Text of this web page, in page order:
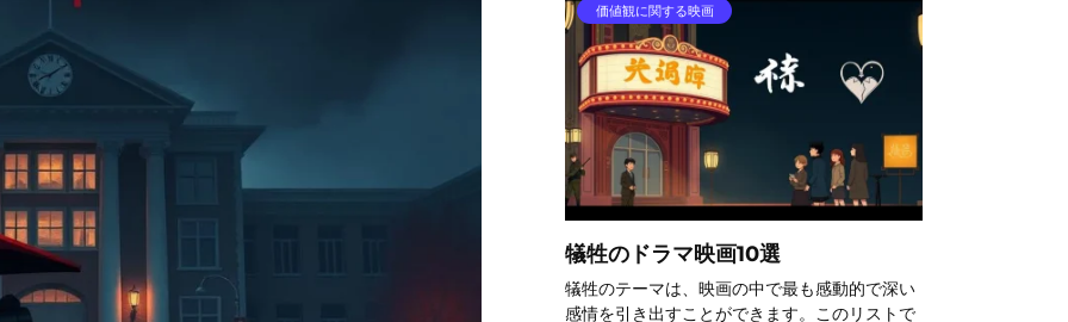
価値観に関する映画
犠牲のドラマ映画10選
犠牲のテーマは、映画の中で最も感動的で深い
感情を引き出すことができます。このリストで